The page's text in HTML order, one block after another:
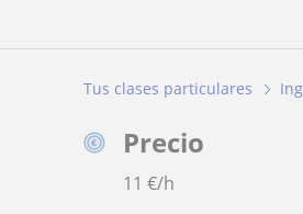
Tus clases particulares
Precio
11 €/h